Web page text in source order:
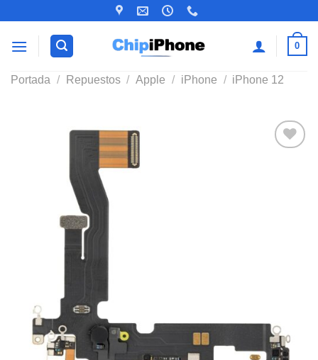
contenido
0
Portada / Repuestos / Apple / iPhone / iPhone 12